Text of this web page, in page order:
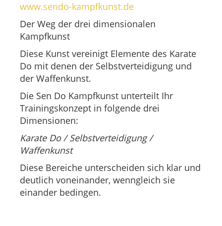
www.sendo-kampfkunst.de
Der Weg der drei dimensionalen
Kampfkunst
Diese Kunst vereinigt Elemente des Karate
Do mit denen der Selbstverteidigung und
der Waffenkunst.
Die Sen Do Kampfkunst unterteilt Ihr
Trainingskonzept in folgende drei
Dimensionen:
Karate Do / Selbstverteidigung /
Waffenkunst
Diese Bereiche unterscheiden sich klar und
deutlich voneinander, wenngleich sie
einander bedingen.